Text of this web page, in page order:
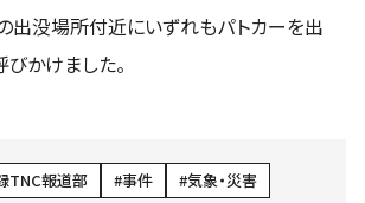
出没場所付近にいずれもパトカーを出
かけました。
TNC報道部 事件
気象・災害